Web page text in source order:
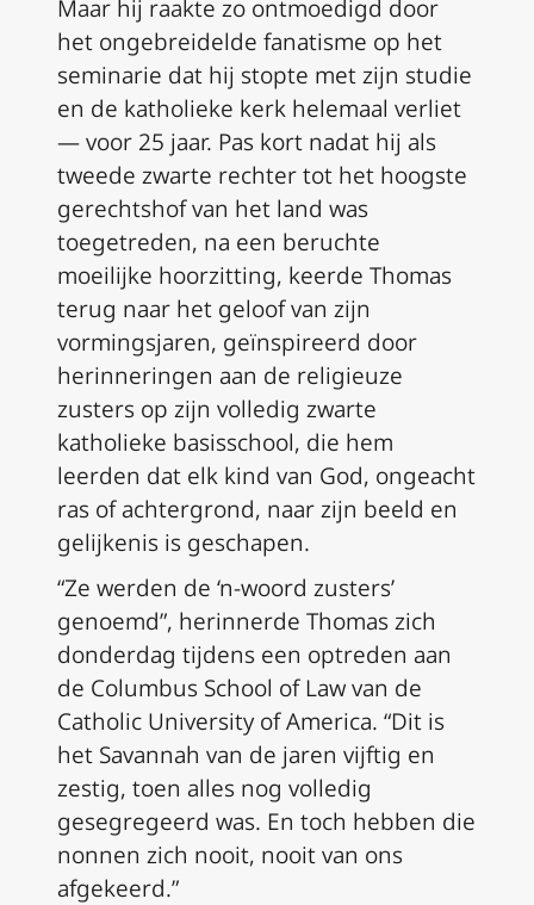
Maar hij raakte zo ontmoedigd door
het ongebreidelde fanatisme op het
seminarie dat hij stopte met zijn studie
en de katholieke kerk helemaal verliet
— voor 25 jaar. Pas kort nadat hij als
tweede zwarte rechter tot het hoogste
gerechtshof van het land was
toegetreden, na een beruchte
moeilijke hoorzitting, keerde Thomas
terug naar het geloof van zijn
vormingsjaren, geïnspireerd door
herinneringen aan de religieuze
zusters op zijn volledig zwarte
katholieke basisschool, die hem
leerden dat elk kind van God, ongeacht
ras of achtergrond, naar zijn beeld en
gelijkenis is geschapen.
“Ze werden de ‘n-woord zusters’
genoemd”, herinnerde Thomas zich
donderdag tijdens een optreden aan
de Columbus School of Law van de
Catholic University of America. “Dit is
het Savannah van de jaren vijftig en
zestig, toen alles nog volledig
gesegregeerd was. En toch hebben die
nonnen zich nooit, nooit van ons
afgekeerd.”